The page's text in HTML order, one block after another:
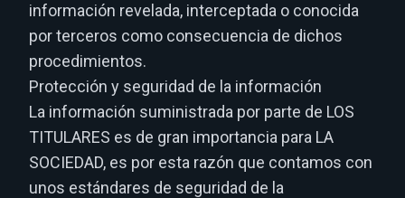
información revelada, interceptada o conocida
por terceros como consecuencia de dichos
procedimientos.
Protección y seguridad de la información
La información suministrada por parte de LOS
TITULARES es de gran importancia para LA
SOCIEDAD, es por esta razón que contamos con
unos estándares de seguridad de la